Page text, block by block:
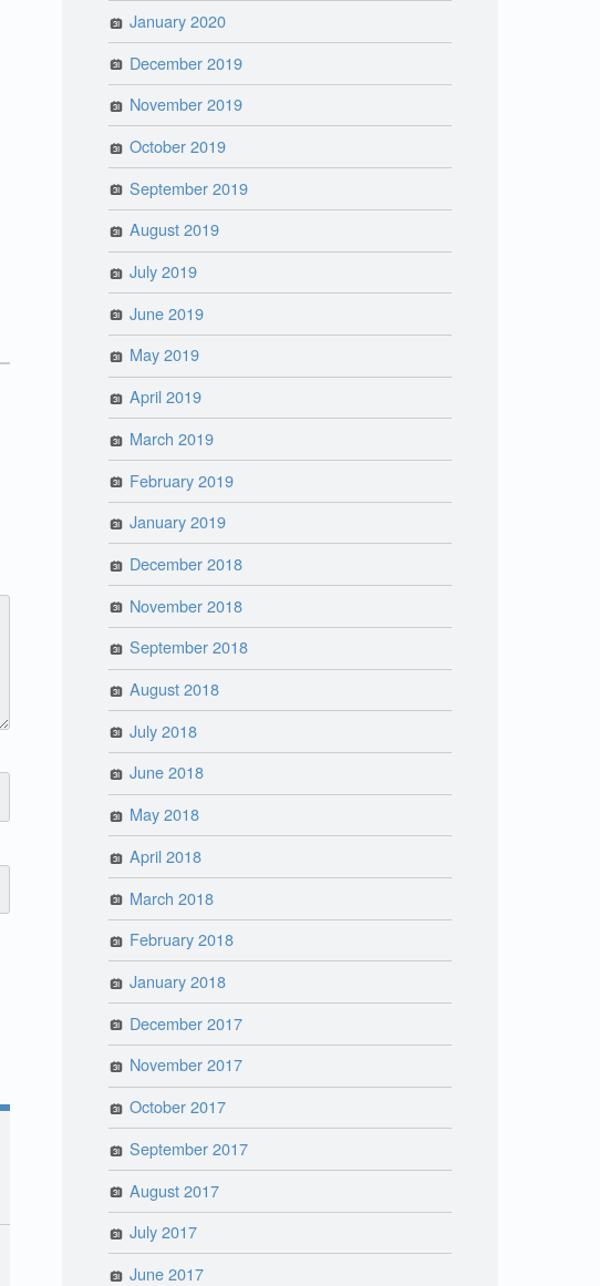
January 2020
December 2019
November 2019
October 2019
September 2019
August 2019
July 2019
June 2019
May 2019
April 2019
March 2019
February 2019
January 2019
December 2018
November 2018
September 2018
August 2018
July 2018
June 2018
May 2018
April 2018
March 2018
February 2018
January 2018
December 2017
November 2017
October 2017
September 2017
August 2017
July 2017
June 2017